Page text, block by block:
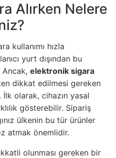
Alırken Nelere
kullanımı hızla
yurt dışından bu
elektronik sigara
dikkat edilmesi gereken
olarak, cihazın yasal
gösterebilir. Sipariş
ülkenin bu tür ürünler
atmak önemlidir.
olunması gereken bir